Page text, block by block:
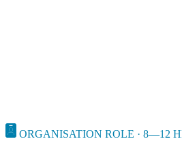
ORGANISATION ROLE · 8—12